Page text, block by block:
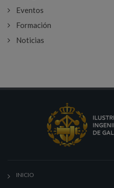
Eventos
Formación
Noticias
INICIO